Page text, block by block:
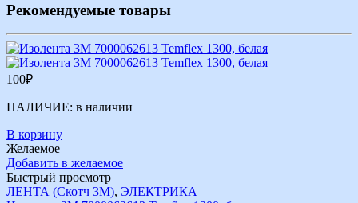
Рекомендуемые товары
100₽
НАЛИЧИЕ: в наличии
В корзину
Желаемое
Добавить в желаемое
Быстрый просмотр
ЛЕНТА (Скотч 3М), ЭЛЕКТРИКА